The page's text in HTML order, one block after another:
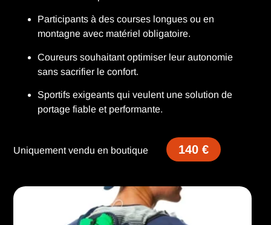
Participants à des courses longues ou en
montagne avec matériel obligatoire.
Coureurs souhaitant optimiser leur autonomie
sans sacrifier le confort.
Sportifs exigeants qui veulent une solution de
portage fiable et performante.
Uniquement vendu en boutique 140 €